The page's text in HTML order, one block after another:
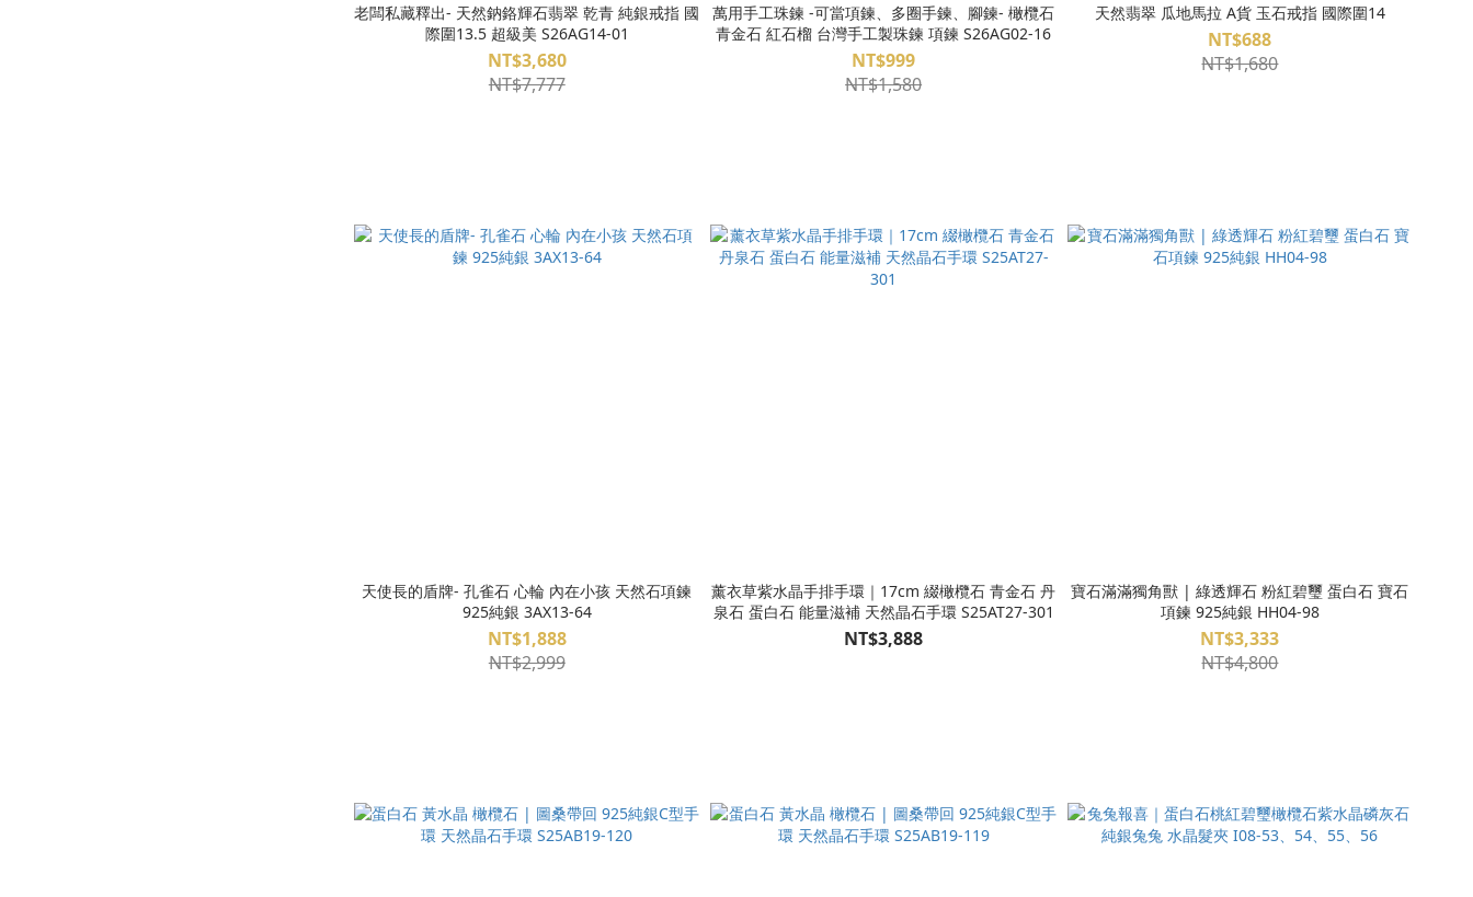
老闆私藏釋出- 天然鈉鉻輝石翡翠 乾青 純銀戒指 國
際圍13.5 超級美 S26AG14-01
NT$3,680
NT$7,777
萬用手工珠鍊 -可當項鍊、多圈手鍊、腳鍊- 橄欖石
青金石 紅石榴 台灣手工製珠鍊 項鍊 S26AG02-16
NT$999
NT$1,580
天然翡翠 瓜地馬拉 A貨 玉石戒指 國際圍14
NT$688
NT$1,680
天使長的盾牌- 孔雀石 心輪 內在小孩 天然石項鍊
925純銀 3AX13-64
NT$1,888
NT$2,999
薰衣草紫水晶手排手環｜17cm 綴橄欖石 青金石 丹
泉石 蛋白石 能量滋補 天然晶石手環 S25AT27-301
NT$3,888
寶石滿滿獨角獸 | 綠透輝石 粉紅碧璽 蛋白石 寶石
項鍊 925純銀 HH04-98
NT$3,333
NT$4,800